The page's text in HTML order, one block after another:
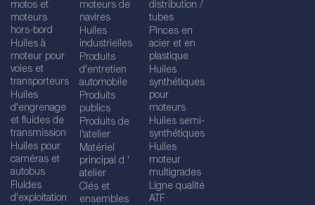
motos et
moteurs
hors-bord
Huiles à
moteur pour
voies et
transporteurs
Huiles
d'engrenage
et fluides de
transmission
Huiles pour
caméras et
autobus
Fluides
d'exploitation
moteurs de
navires
Huiles
industrielles
Produits
d'entretien
automobile
Produits
publics
Produits de
l'atelier
Matériel
principal d '
atelier
Clés et
ensembles
distribution /
tubes
Pinces en
acier et en
plastique
Huiles
synthétiques
pour
moteurs
Huiles semi-
synthétiques
Huiles
moteur
multigrades
Ligne qualité
ATF